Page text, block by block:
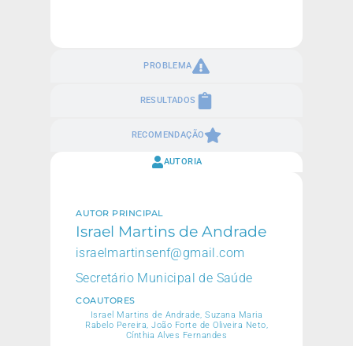
PROBLEMA
RESULTADOS
RECOMENDAÇÃO
AUTORIA
AUTOR PRINCIPAL
Israel Martins de Andrade
israelmartinsenf@gmail.com
Secretário Municipal de Saúde
COAUTORES
Israel Martins de Andrade, Suzana Maria
Rabelo Pereira, João Forte de Oliveira Neto,
Cínthia Alves Fernandes